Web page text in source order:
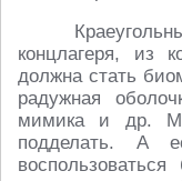
концлагеря, из
должна стать
радужная
мимика и др.
подделать. А